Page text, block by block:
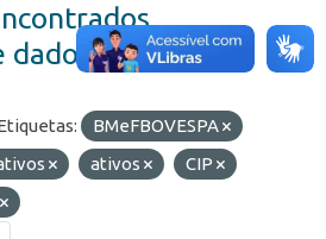
dados
BMeFBOVESPA
ativos
CIP